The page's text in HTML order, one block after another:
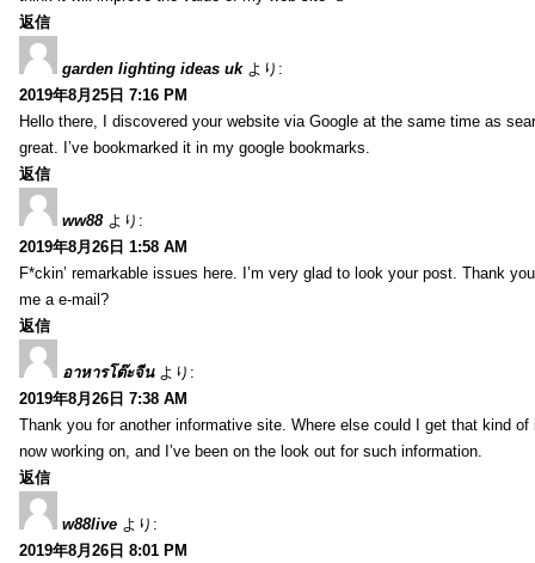
返信
garden lighting ideas uk より:
2019年8月25日 7:16 PM
Hello there, I discovered your website via Google at the same time as
great. I’ve bookmarked it in my google bookmarks.
返信
ww88 より:
2019年8月26日 1:58 AM
F*ckin’ remarkable issues here. I’m very glad to look your post. Thank
me a e-mail?
返信
อาหารโต๊ะจีน より:
2019年8月26日 7:38 AM
Thank you for another informative site. Where else could I get that kind
now working on, and I’ve been on the look out for such information.
返信
w88live より:
2019年8月26日 8:01 PM